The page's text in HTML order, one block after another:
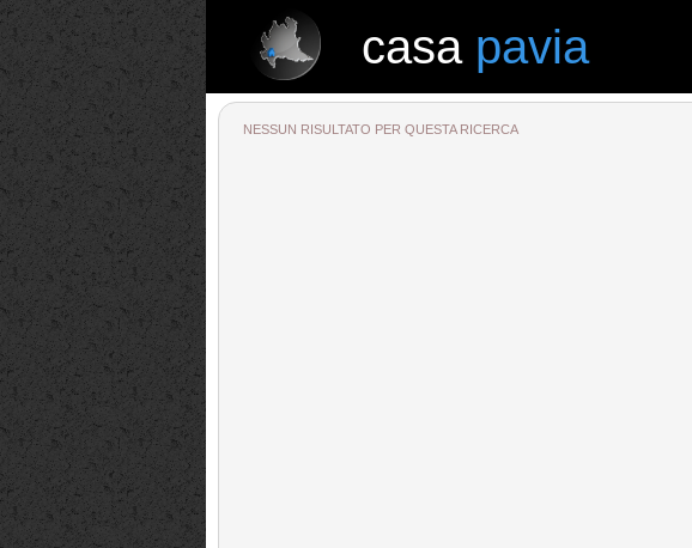
casa pavia
NESSUN RISULTATO PER QUESTA RICERCA
pavia